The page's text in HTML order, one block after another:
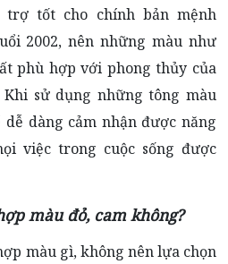
trợ tốt cho chính bản mệnh
2002, nên những màu như
phù hợp với phong thủy của
sử dụng những tông màu
dàng cảm nhận được năng
việc trong cuộc sống được
màu đỏ, cam không?
màu gì, không nên lựa chọn